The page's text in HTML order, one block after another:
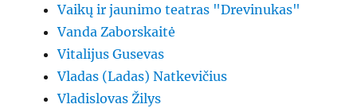
Vaikų ir jaunimo teatras "Drevinukas"
Vanda Zaborskaitė
Vitalijus Gusevas
Vladas (Ladas) Natkevičius
Vladislovas Žilys